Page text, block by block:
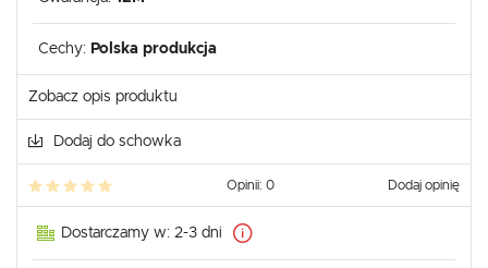
Cechy: Polska produkcja
Zobacz opis produktu
Dodaj do schowka
Opinii: 0 Dodaj opinię
Dostarczamy w: 2-3 dni